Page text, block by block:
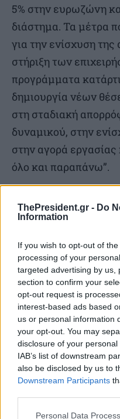
ThePresident.gr - Do
Information
If you wish to opt-out of
processing of your
targeted advertising by us,
section to confirm your
opt-out request is
interest-based ads based
us or personal information
your opt-out. You may
disclosure of your
IAB’s list of downstream
also be disclosed by us to
Downstream Participants
Personal Data
5% στην ευρωζώνη
διάστημα. Τα μέτρα
για την ενίσχυση
στήριξη των
προγράμματα
δημιουργία νέων
στη σταδιακή
δυναμικού, στην
στην αγορά
όλο και παραπάνω”.
Νέο υψηλό 15ετίας
του ότι οι
επιχειρήσεων στις
Δεκέμβριο, έφτασαν
φτάνοντας τα 213,2
σύμφωνα με τα
της Ελλάδος.
Σε αυτή την εξέλιξη
η καλή πορεία της